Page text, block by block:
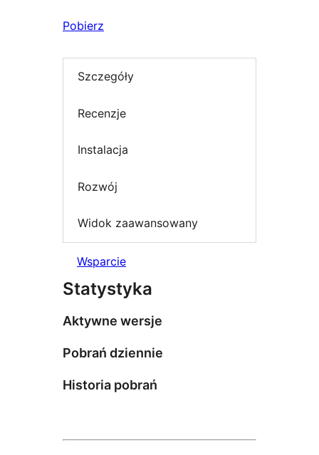
Pobierz
Szczegóły
Recenzje
Instalacja
Rozwój
Widok zaawansowany
Wsparcie
Statystyka
Aktywne wersje
Pobrań dziennie
Historia pobrań